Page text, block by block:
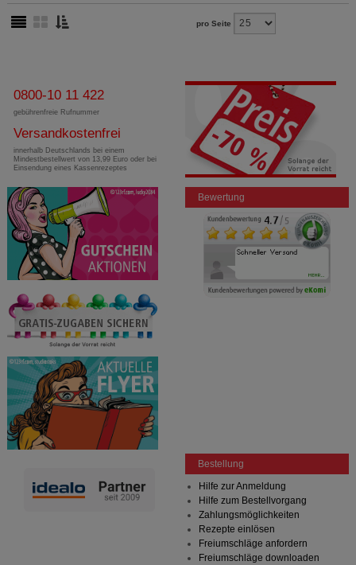
pro Seite
0800-10 11 422
gebührenfreie Rufnummer
Versandkostenfrei
innerhalb Deutschlands bei einem
Mindestbestellwert von 13,99 Euro oder bei
Einsendung eines Kassenrezeptes
Bewertung
Bestellung
Hilfe zur Anmeldung
Hilfe zum Bestellvorgang
Zahlungsmöglichkeiten
Rezepte einlösen
Freiumschläge anfordern
Freiumschläge downloaden